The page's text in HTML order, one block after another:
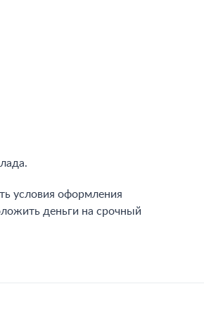
условия оформления
деньги на срочный